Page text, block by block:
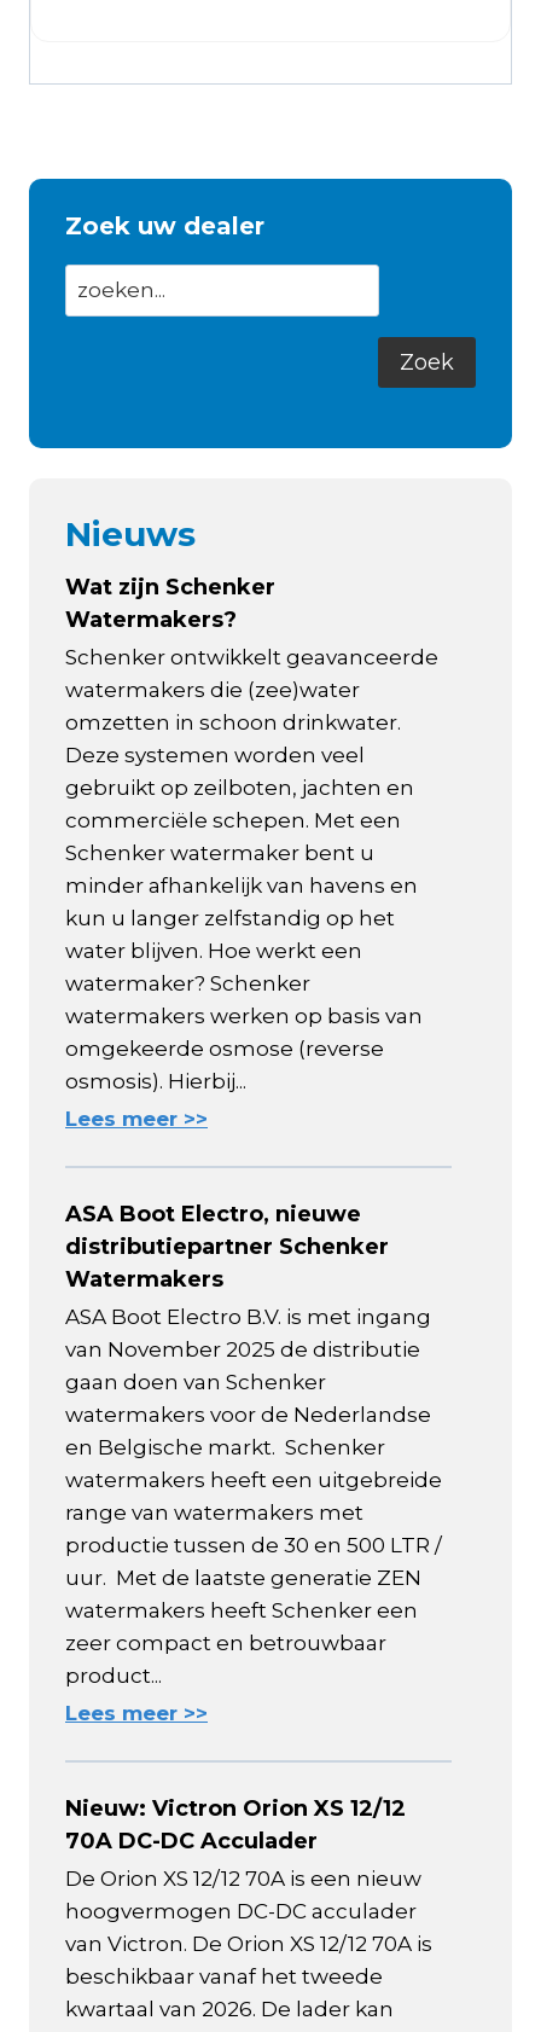
Zoek uw dealer
Nieuws
Wat zijn Schenker
Watermakers?
Schenker ontwikkelt geavanceerde
watermakers die (zee)water
omzetten in schoon drinkwater.
Deze systemen worden veel
gebruikt op zeilboten, jachten en
commerciële schepen. Met een
Schenker watermaker bent u
minder afhankelijk van havens en
kun u langer zelfstandig op het
water blijven. Hoe werkt een
watermaker? Schenker
watermakers werken op basis van
omgekeerde osmose (reverse
osmosis). Hierbij...
Lees meer >>
ASA Boot Electro, nieuwe
distributiepartner Schenker
Watermakers
ASA Boot Electro B.V. is met ingang
van November 2025 de distributie
gaan doen van Schenker
watermakers voor de Nederlandse
en Belgische markt. Schenker
watermakers heeft een uitgebreide
range van watermakers met
productie tussen de 30 en 500 LTR /
uur. Met de laatste generatie ZEN
watermakers heeft Schenker een
zeer compact en betrouwbaar
product...
Lees meer >>
Nieuw: Victron Orion XS 12/12
70A DC-DC Acculader
De Orion XS 12/12 70A is een nieuw
hoogvermogen DC-DC acculader
van Victron. De Orion XS 12/12 70A is
beschikbaar vanaf het tweede
kwartaal van 2026. De lader kan